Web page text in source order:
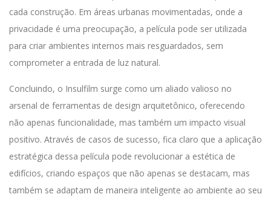
cada construção. Em áreas urbanas movimentadas, onde a
privacidade é uma preocupação, a película pode ser utilizada
para criar ambientes internos mais resguardados, sem
comprometer a entrada de luz natural.
Concluindo, o Insulfilm surge como um aliado valioso no
arsenal de ferramentas de design arquitetônico, oferecendo
não apenas funcionalidade, mas também um impacto visual
positivo. Através de casos de sucesso, fica claro que a aplicação
estratégica dessa película pode revolucionar a estética de
edifícios, criando espaços que não apenas se destacam, mas
também se adaptam de maneira inteligente ao ambiente ao seu